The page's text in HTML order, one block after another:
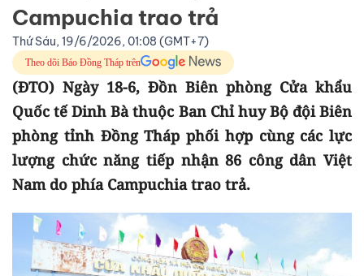
Campuchia trao trả
Thứ Sáu, 19/6/2026, 01:08 (GMT+7)
Theo dõi Báo Đồng Tháp trên
(ĐTO) Ngày 18-6, Đồn Biên phòng Cửa khẩu
Quốc tế Dinh Bà thuộc Ban Chỉ huy Bộ đội Biên
phòng tỉnh Đồng Tháp phối hợp cùng các lực
lượng chức năng tiếp nhận 86 công dân Việt
Nam do phía Campuchia trao trả.